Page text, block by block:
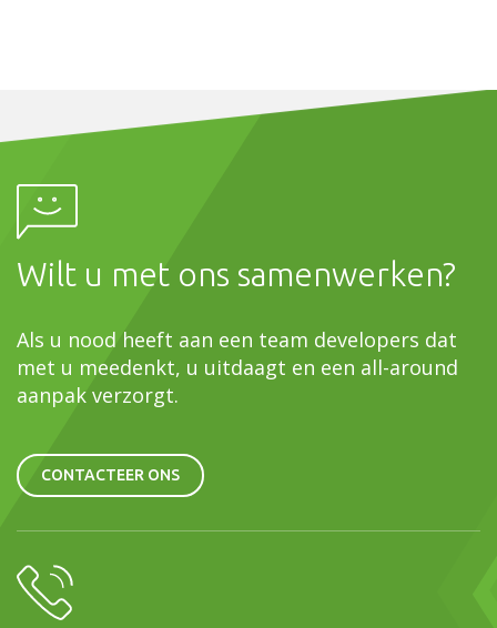
Wilt u met ons samenwerken?
Als u nood heeft aan een team developers dat
met u meedenkt, u uitdaagt en een all-around
aanpak verzorgt.
CONTACTEER ONS